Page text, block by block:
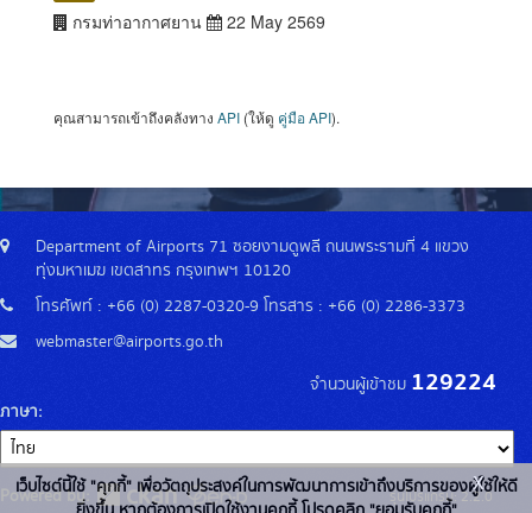
กรมท่าอากาศยาน 22 May 2569
คุณสามารถเข้าถึงคลังทาง API (ให้ดู คู่มือ API).
Department of Airports 71 ซอยงามดูพลี ถนนพระรามที่ 4 แขวง
ทุ่งมหาเมฆ เขตสาทร กรุงเทพฯ 10120
โทรศัพท์ : +66 (0) 2287-0320-9 โทรสาร : +66 (0) 2286-3373
webmaster@airports.go.th
จำนวนผู้เข้าชม 129224
ภาษา
Powered by:
รุ่นโปรแกรม: 2.2.0
เว็บไซต์นี้ใช้ "คุกกี้" เพื่อวัตถุประสงค์ในการพัฒนาการเข้าถึงบริการของผู้ใช้ให้ดี
x